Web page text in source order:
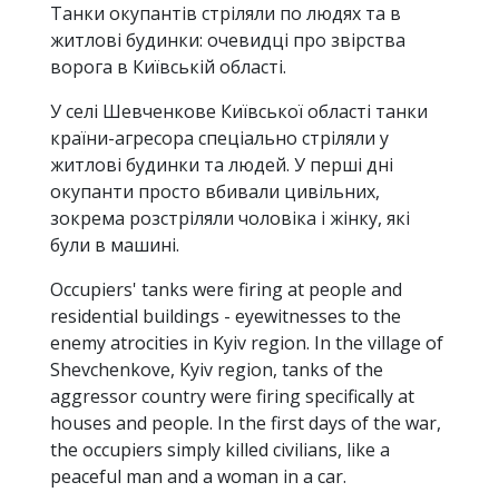
Танки окупантів стріляли по людях та в
житлові будинки: очевидці про звірства
ворога в Київській області.
У селі Шевченкове Київської області танки
країни-агресора спеціально стріляли у
житлові будинки та людей. У перші дні
окупанти просто вбивали цивільних,
зокрема розстріляли чоловіка і жінку, які
були в машині.
Occupiers' tanks were firing at people and
residential buildings - eyewitnesses to the
enemy atrocities in Kyiv region. In the village of
Shevchenkove, Kyiv region, tanks of the
aggressor country were firing specifically at
houses and people. In the first days of the war,
the occupiers simply killed civilians, like a
peaceful man and a woman in a car.